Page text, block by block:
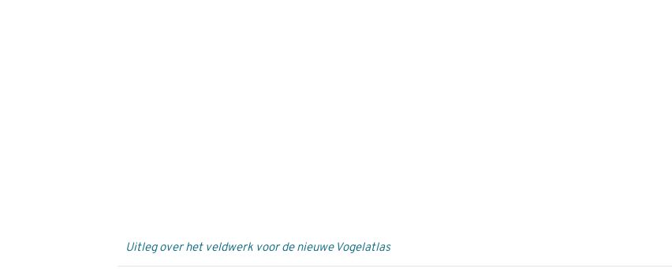
Uitleg over het veldwerk voor de nieuwe Vogelatlas